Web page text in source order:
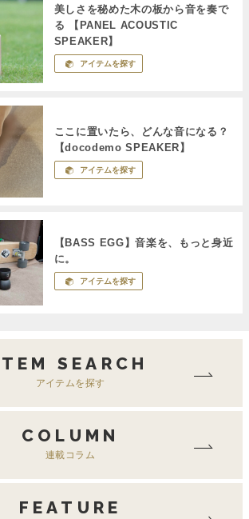
美しさを秘めた木の板から音を奏で
る 【PANEL ACOUSTIC
SPEAKER】
アイテムを探す
ここに置いたら、どんな音になる？
【docodemo SPEAKER】
アイテムを探す
【BASS EGG】音楽を、もっと身近
に。
アイテムを探す
SEARCH
アイテムを探す
COLUMN
連載コラム
FEATURE